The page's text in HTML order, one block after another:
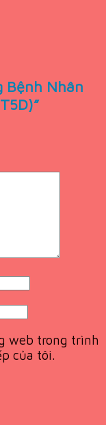
Bệnh Nhân
web trong trình
của tôi.